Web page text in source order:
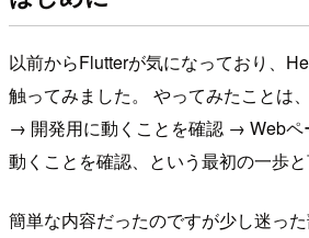
以前からFlutterが気になっており、
触ってみました。 やってみたことは
→ 開発用に動くことを確認 → Webペ
動くことを確認、という最初の一歩と
簡単な内容だったのですが少し迷っ